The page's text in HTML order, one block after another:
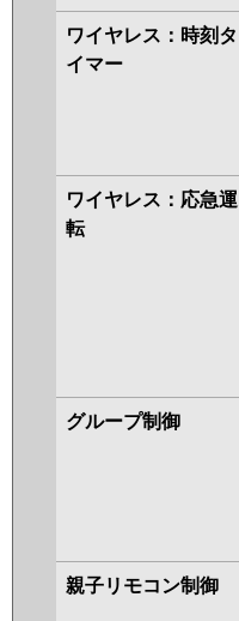
ワイヤレス：時刻タ
イマー
ワイヤレス：応急運
転
グループ制御
親子リモコン制御